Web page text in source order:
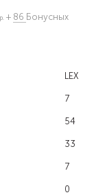
LEX
7
54
33
7
0
+ 86 Бонусных